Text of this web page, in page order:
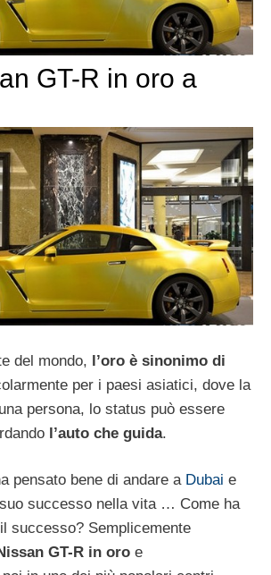
GT-R in oro a
del mondo, l’oro è sinonimo di
per i paesi asiatici, dove la
persona, lo status può essere
l’auto che guida.
pensato bene di andare a Dubai e
successo nella vita … Come ha
successo? Semplicemente
GT-R in oro e